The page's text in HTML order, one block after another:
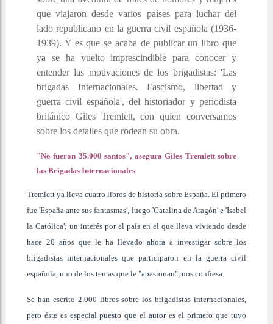
que viajaron desde varios países para luchar del
lado republicano en la guerra civil española (1936-
1939). Y es que se acaba de publicar un libro que
ya se ha vuelto imprescindible para conocer y
entender las motivaciones de los brigadistas: 'Las
brigadas Internacionales. Fascismo, libertad y
guerra civil española', del historiador y periodista
británico Giles Tremlett, con quien conversamos
sobre los detalles que rodean su obra.
"No fueron 35.000 santos", asegura Giles Tremlett sobre
las Brigadas Internacionales
Tremlett ya lleva cuatro libros de historia sobre España. El primero
fue 'España ante sus fantasmas', luego 'Catalina de Aragón' e 'Isabel
la Católica'; un interés por el país en el que lleva viviendo desde
hace 20 años que le ha llevado ahora a investigar sobre los
brigadistas internacionales que participaron en la guerra civil
española, uno de los temas que le "apasionan", nos confiesa.
Se han escrito 2.000 libros sobre los brigadistas internacionales,
pero éste es especial puesto que el autor es el primero que tuvo